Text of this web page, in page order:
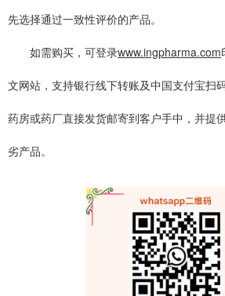
先选择通过一致性评价的产品。
如需购买，可登录www.ingpharma.com
文网站，支持银行线下转账及中国支付宝扫
药房或药厂直接发货邮寄到客户手中，并提
劣产品。